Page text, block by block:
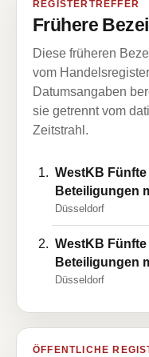
REGISTERTREFFER
Frühere
Diese früheren
vom
Datumsangaben
sie getrennt vom
Zeitstrahl.
WestKB
Beteiligungen
Düsseldorf
WestKB
Beteiligungen
Düsseldorf
ÖFFENTLICHE